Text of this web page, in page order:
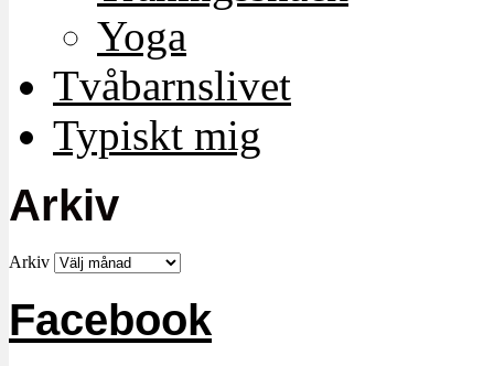
Yoga
Tvåbarnslivet
Typiskt mig
Arkiv
Arkiv
Facebook